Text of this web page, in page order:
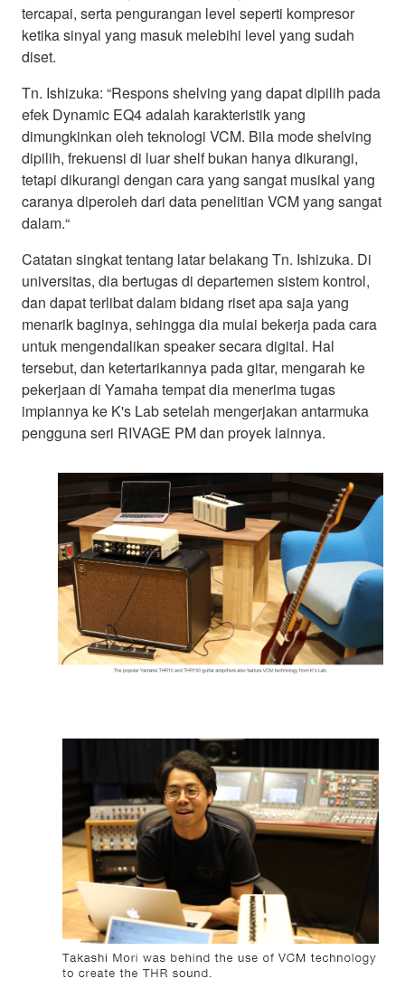
tercapai, serta pengurangan level seperti kompresor
ketika sinyal yang masuk melebihi level yang sudah
diset.
Tn. Ishizuka: “Respons shelving yang dapat dipilih pada
efek Dynamic EQ4 adalah karakteristik yang
dimungkinkan oleh teknologi VCM. Bila mode shelving
dipilih, frekuensi di luar shelf bukan hanya dikurangi,
tetapi dikurangi dengan cara yang sangat musikal yang
caranya diperoleh dari data penelitian VCM yang sangat
dalam.“
Catatan singkat tentang latar belakang Tn. Ishizuka. Di
universitas, dia bertugas di departemen sistem kontrol,
dan dapat terlibat dalam bidang riset apa saja yang
menarik baginya, sehingga dia mulai bekerja pada cara
untuk mengendalikan speaker secara digital. Hal
tersebut, dan ketertarikannya pada gitar, mengarah ke
pekerjaan di Yamaha tempat dia menerima tugas
impiannya ke K's Lab setelah mengerjakan antarmuka
pengguna seri RIVAGE PM dan proyek lainnya.